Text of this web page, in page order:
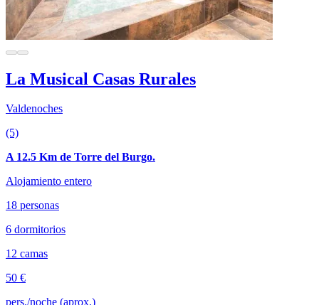
La Musical Casas Rurales
Valdenoches
(5)
A 12.5 Km de Torre del Burgo.
Alojamiento entero
18 personas
6 dormitorios
12 camas
50 €
pers./noche (aprox.)